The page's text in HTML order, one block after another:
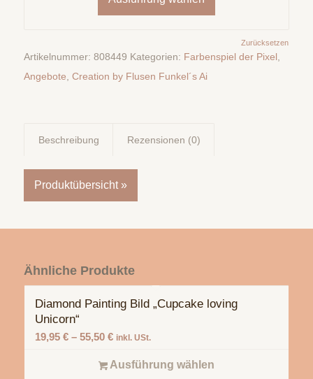
Zurücksetzen
Artikelnummer: 808449 Kategorien: Farbenspiel der Pixel
Angebote Creation by Flusen Funkel´s Ai
Beschreibung Rezensionen (0)
Produktübersicht »
Ähnliche Produkte
Diamond Painting Bild „Cupcake loving
Unicorn“
19,95 €– 55,50 € inkl. USt.
Ausführung wählen